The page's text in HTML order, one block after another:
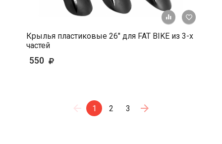
+ К
Крылья пластиковые 26" для FAT BIKE из 3-х
частей
550
1 2 3